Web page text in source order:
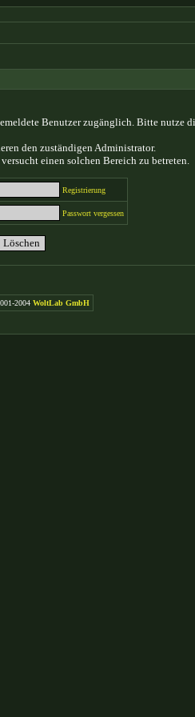
Benutzer zugänglich. Bitte nutze
den zuständigen Administrator.
einen solchen Bereich zu betreten.
Registrierung
Passwort vergessen
2004 WoltLab GmbH